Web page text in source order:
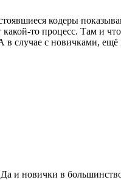
кодеры
какой-то процесс. Там и
в случае с новичками,
и новички в большинство